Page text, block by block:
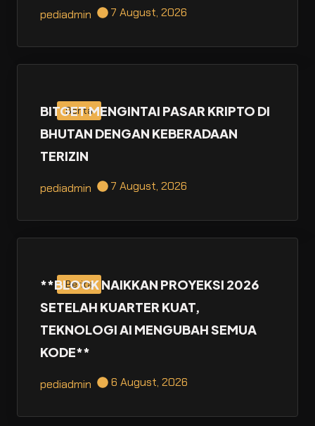
pediadmin 7 August, 2026
Berita
BITGET MENGINTAI PASAR KRIPTO DI
BHUTAN DENGAN KEBERADAAN
TERIZIN
pediadmin 7 August, 2026
Berita
**BLOCK NAIKKAN PROYEKSI 2026
SETELAH KUARTER KUAT,
TEKNOLOGI AI MENGUBAH SEMUA
KODE**
pediadmin 6 August, 2026